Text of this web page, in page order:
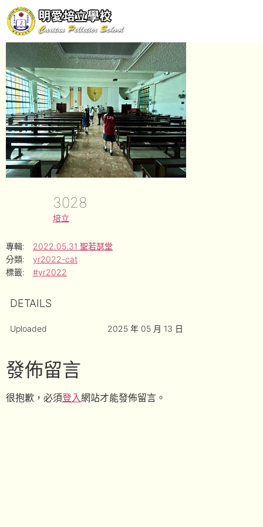
3028
培立
專輯:
2022.05.31 聖若瑟堂
分類:
yr2022-cat
標籤:
#yr2022
DETAILS
Uploaded 2025 年 05 月 13 日
發佈留言
很抱歉，必須登入網站才能發佈留言。